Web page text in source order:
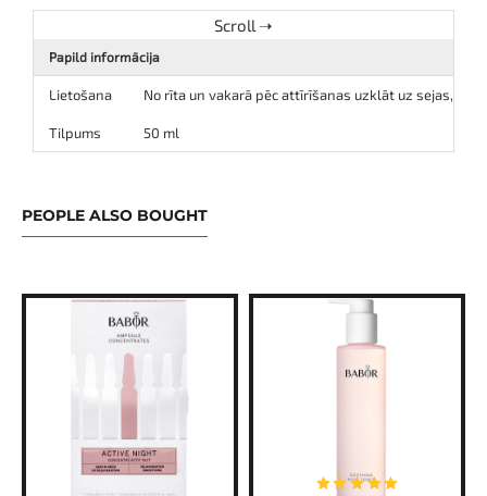
Papild informācija
Lietošana No rīta un vakarā pēc attīrīšanas uzklāt uz sejas,
Tilpums 50 ml
PEOPLE ALSO BOUGHT